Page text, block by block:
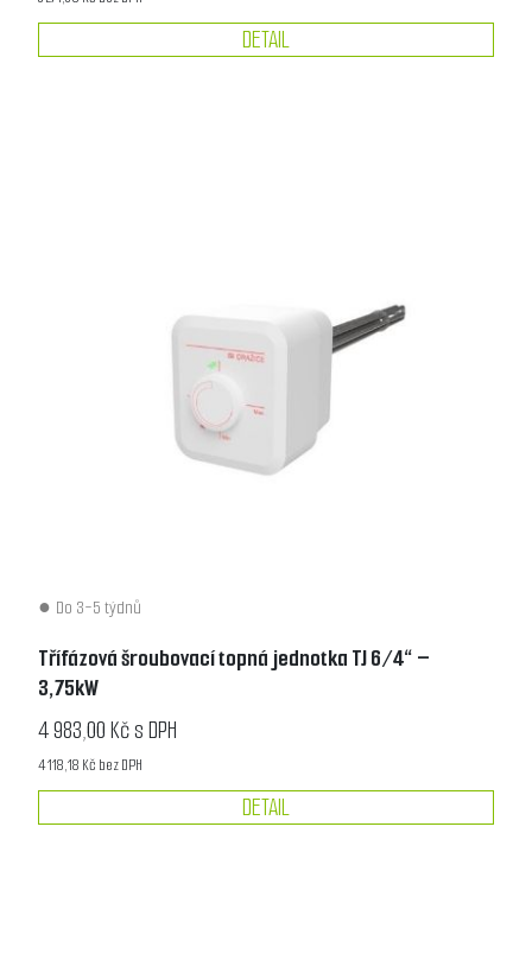
DETAIL
Do 3-5 týdnů
Třífázová šroubovací topná jednotka TJ 6/4“ –
3,75kW
4 983,00 Kč s DPH
4 118,18 Kč bez DPH
DETAIL